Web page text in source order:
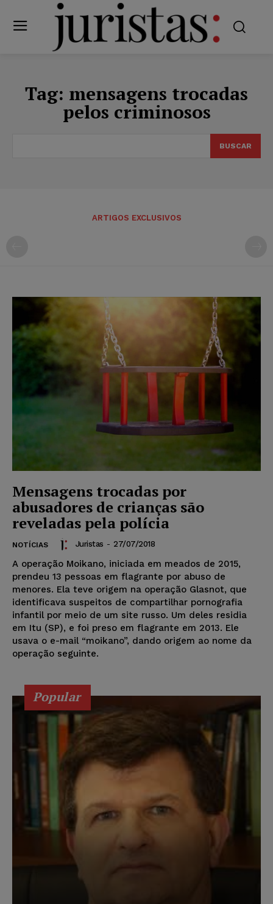
Tag: mensagens trocadas
pelos criminosos
BUSCAR
ARTIGOS EXCLUSIVOS
Mensagens trocadas por
abusadores de crianças são
reveladas pela polícia
NOTÍCIAS Juristas - 27/07/2018
A operação Moikano, iniciada em meados de 2015,
prendeu 13 pessoas em flagrante por abuso de
menores. Ela teve origem na operação Glasnot, que
identificava suspeitos de compartilhar pornografia
infantil por meio de um site russo. Um deles residia
em Itu (SP), e foi preso em flagrante em 2013. Ele
usava o e-mail “moikano”, dando origem ao nome da
operação seguinte.
Popular